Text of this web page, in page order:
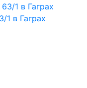
1 в Гаграх